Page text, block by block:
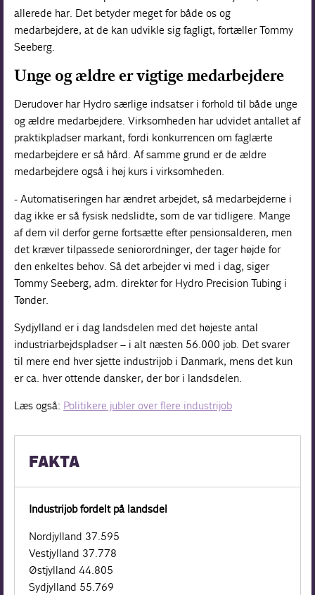
allerede har. Det betyder meget for både os og
medarbejdere, at de kan udvikle sig fagligt, fortæller Tommy
Seeberg.
Unge og ældre er vigtige medarbejdere
Derudover har Hydro særlige indsatser i forhold til både unge
og ældre medarbejdere. Virksomheden har udvidet antallet af
praktikpladser markant, fordi konkurrencen om faglærte
medarbejdere er så hård. Af samme grund er de ældre
medarbejdere også i høj kurs i virksomheden.
- Automatiseringen har ændret arbejdet, så medarbejderne i
dag ikke er så fysisk nedslidte, som de var tidligere. Mange
af dem vil derfor gerne fortsætte efter pensionsalderen, men
det kræver tilpassede seniorordninger, der tager højde for
den enkeltes behov. Så det arbejder vi med i dag, siger
Tommy Seeberg, adm. direktør for Hydro Precision Tubing i
Tønder.
Sydjylland er i dag landsdelen med det højeste antal
industriarbejdspladser – i alt næsten 56.000 job. Det svarer
til mere end hver sjette industrijob i Danmark, mens det kun
er ca. hver ottende dansker, der bor i landsdelen.
Læs også: Politikere jubler over flere industrijob
FAKTA
Industrijob fordelt på landsdel
Nordjylland 37.595
Vestjylland 37.778
Østjylland 44.805
Sydjylland 55.769